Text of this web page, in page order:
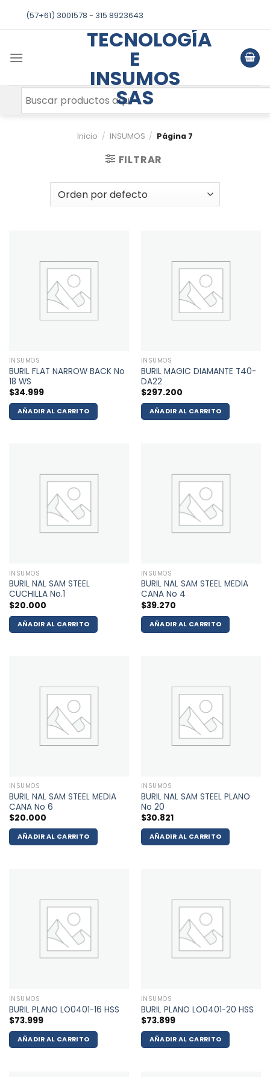
(57+61) 3001578 - 315 8923643
TECNOLOGÍA
E
INSUMOS
SAS
Inicio / INSUMOS / Página 7
FILTRAR
INSUMOS
BURIL FLAT NARROW BACK No
18 WS
$34.999
AÑADIR AL CARRITO
INSUMOS
BURIL MAGIC DIAMANTE T40-
DA22
$297.200
AÑADIR AL CARRITO
INSUMOS
BURIL NAL SAM STEEL
CUCHILLA No.1
$20.000
AÑADIR AL CARRITO
INSUMOS
BURIL NAL SAM STEEL MEDIA
CANA No 4
$39.270
AÑADIR AL CARRITO
INSUMOS
BURIL NAL SAM STEEL MEDIA
CANA No 6
$20.000
AÑADIR AL CARRITO
INSUMOS
BURIL NAL SAM STEEL PLANO
No 20
$30.821
AÑADIR AL CARRITO
INSUMOS
BURIL PLANO LO0401-16 HSS
$73.999
AÑADIR AL CARRITO
INSUMOS
BURIL PLANO LO0401-20 HSS
$73.899
AÑADIR AL CARRITO